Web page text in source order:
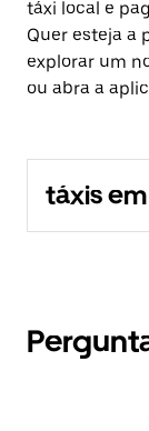
táxi local e
Quer esteja a
explorar um
ou abra a
táxis